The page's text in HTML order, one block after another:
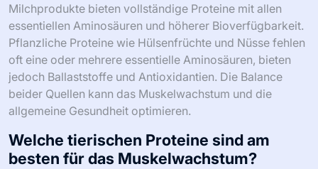
Milchprodukte bieten vollständige Proteine mit allen
essentiellen Aminosäuren und höherer Bioverfügbarkeit.
Pflanzliche Proteine wie Hülsenfrüchte und Nüsse fehlen
oft eine oder mehrere essentielle Aminosäuren, bieten
jedoch Ballaststoffe und Antioxidantien. Die Balance
beider Quellen kann das Muskelwachstum und die
allgemeine Gesundheit optimieren.
Welche tierischen Proteine sind am
besten für das Muskelwachstum?